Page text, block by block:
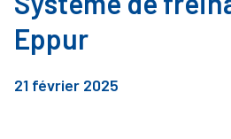
Eppur
21 février 2025